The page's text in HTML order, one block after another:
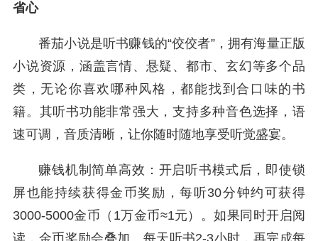
省心
番茄小说是听书赚钱的“佼佼者”，拥有海量正版
小说资源，涵盖言情、悬疑、都市、玄幻等多个品
类，无论你喜欢哪种风格，都能找到合口味的书
籍。其听书功能非常强大，支持多种音色选择，语
速可调，音质清晰，让你随时随地享受听觉盛宴。
赚钱机制简单高效：开启听书模式后，即使锁
屏也能持续获得金币奖励，每听30分钟约可获得
3000-5000金币（1万金币≈1元）。如果同时开启阅
读，金币奖励会叠加。每天听书2-3小时，再完成每